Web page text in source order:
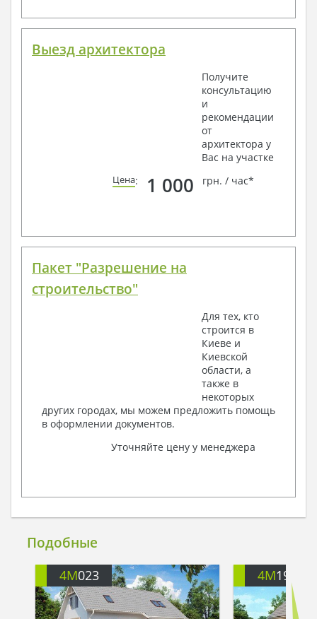
Выезд архитектора
Получите
консультацию
и
рекомендации
от
архитектора у
Вас на участке
Цена: 1 000 грн. / час*
Пакет "Разрешение на
строительство"
Для тех, кто
строится в
Киеве и
Киевской
области, а
также в
некоторых
других городах, мы можем предложить помощь
в оформлении документов.
Уточняйте цену у менеджера
Подобные
4M023 4M190